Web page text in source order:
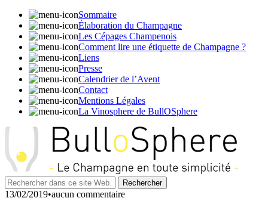
Sommaire
Élaboration du Champagne
Les Cépages Champenois
Comment lire une étiquette de Champagne ?
Liens
Presse
Calendrier de l’Avent
Contact
Mentions Légales
La Vinosphere de BullOSphere
13/02/2019•aucun commentaire